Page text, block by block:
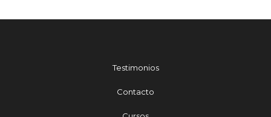
Testimonios
Contacto